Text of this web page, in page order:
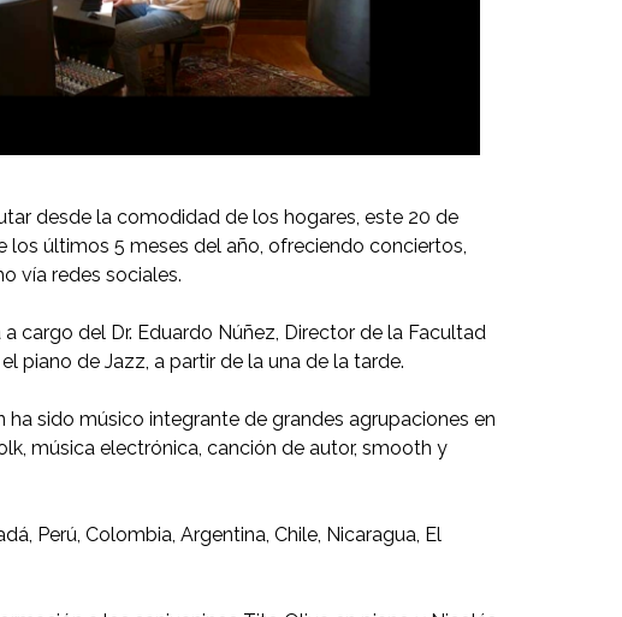
desde la comodidad de los hogares, este 20 de
los últimos 5 meses del año, ofreciendo conciertos,
vía redes sociales.
cargo del Dr. Eduardo Núñez, Director de la Facultad
piano de Jazz, a partir de la una de la tarde.
sido músico integrante de grandes agrupaciones en
música electrónica, canción de autor, smooth y
Perú, Colombia, Argentina, Chile, Nicaragua, El